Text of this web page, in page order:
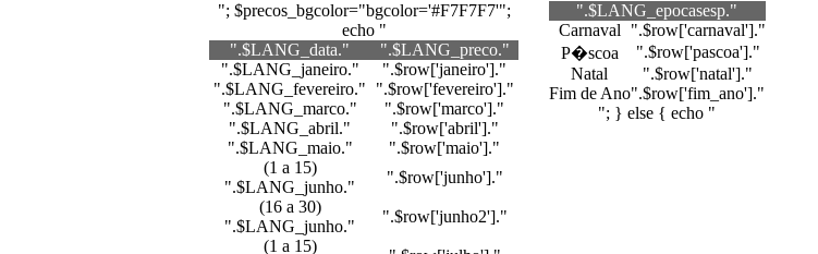
"; $precos_bgcolor="bgcolor='#F7F7F7'";
echo "
".$LANG_data."
".$LANG_preco."
".$LANG_janeiro."
".$row['janeiro']."
".$LANG_fevereiro."
".$row['fevereiro']."
".$LANG_marco."
".$row['marco']."
".$LANG_abril."
".$row['abril']."
".$LANG_maio."
".$row['maio']."
(1 a 15)
".$LANG_junho."
".$row['junho']."
(16 a 30)
".$LANG_junho."
".$row['junho2']."
(1 a 15)
".$LANG_epocasesp."
Carnaval
".$row['carnaval']."
P�scoa
".$row['pascoa']."
Natal
".$row['natal']."
Fim de Ano".$row['fim_ano']."
"; } else { echo "